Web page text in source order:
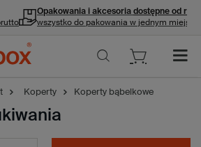
Opakowania i akcesoria dostępne od ręki
wszystko do pakowania w jednym miejscu
Koperty Koperty bąbelkowe